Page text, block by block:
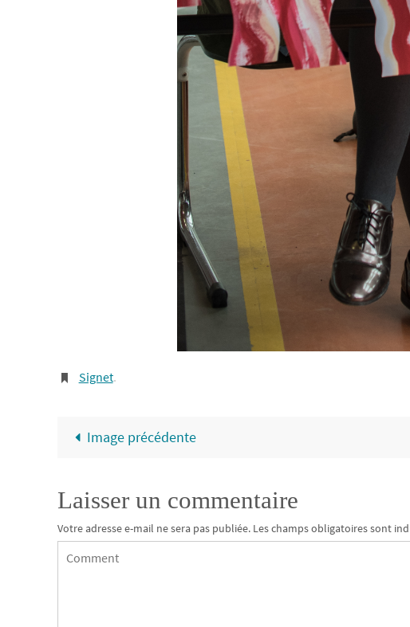
Signet.
Image précédente
Laisser un commentaire
Votre adresse e-mail ne sera pas publiée. Les champs obligatoires sont